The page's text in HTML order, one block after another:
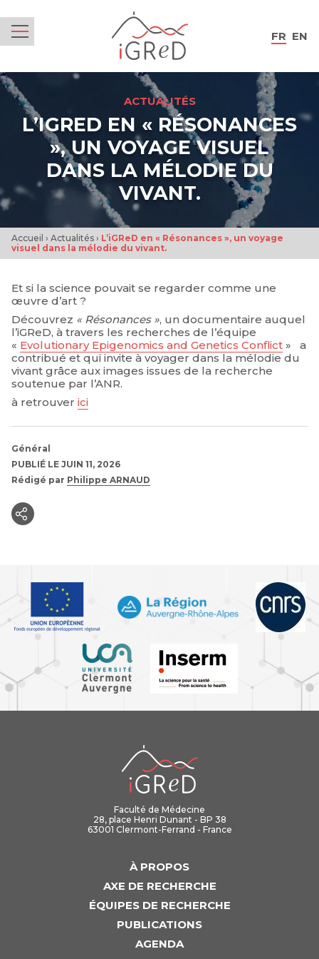
FR EN
ACTUALITÉS
L’IGRED EN « RÉSONANCES
», UN VOYAGE VISUEL
DANS LA MÉLODIE DU
VIVANT.
Accueil › Actualités › L’iGReD en « Résonances », un voyage
visuel dans la mélodie du vivant.
Et si la science pouvait se regarder comme une
œuvre d’art ?
Découvrez « Résonances », un documentaire auquel
l’iGReD, à travers les recherches de l’équipe
« Evolutionary Epigenomics and Genetics Conflict » a
contribué et qui invite à voyager dans la mélodie du
vivant grâce aux images issues de la recherche
soutenue par l’ANR.
à retrouver ici
Général
PUBLIÉ LE JUIN 11, 2026
Rédigé par Philippe ARNAUD
Faculté de Médecine
28, place Henri Dunant - BP 38
63001 Clermont-Ferrand - France
À PROPOS
AXE DE RECHERCHE
ÉQUIPES DE RECHERCHE
PUBLICATIONS
AGENDA